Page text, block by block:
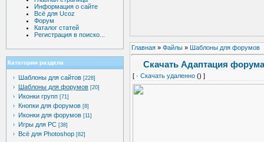
Информация о сайте
Всё для Ucoz
Форум
Каталог статей
Регистрация в поиско...
Категории раздела
Шаблоны для сайтов [228]
Шаблоны для форумов [20]
Иконки групп [71]
Кнопки для форумов [8]
Иконки для форумов [11]
Игры для PC [38]
Всё для Photoshop [82]
Главная » Файлы » Шаблоны для форумов
Скачать Адаптация
[ · Скачать удаленно () ]